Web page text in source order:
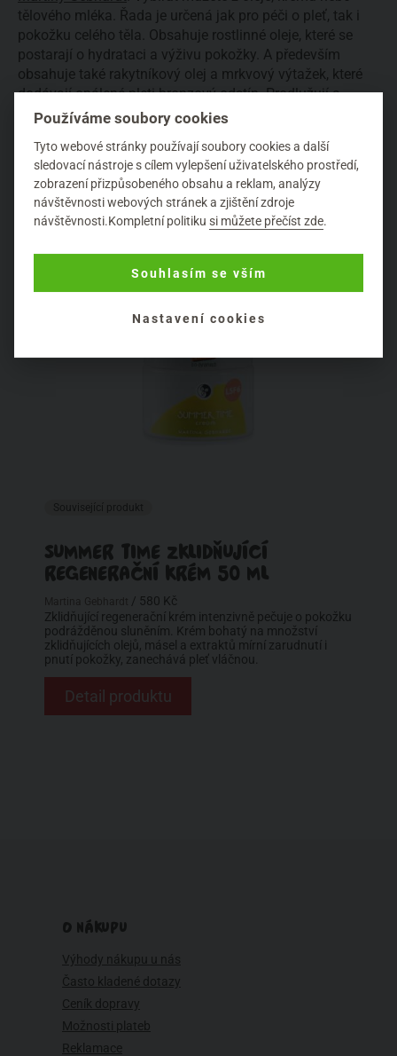
tělového mléka. Řada je určená jak pro péči o pleť, tak i
pokožku celého těla. Obsahuje rostlinné oleje, které se
postarají o hydrataci a výživu pokožky. A především
obsahuje také rakytníkový olej a mrkvový výtažek, které
dodávají opálené pleti bronzový odstín. Prodlužují a
zvýrazňují opálení. Řada Summer Time tak nejen pečuje,
Další kapitola (2.)
SUMMER TIME ZKLIDŇUJÍCÍ
REGENERAČNÍ KRÉM 50 ML
/ 580 Kč
Zklidňující regenerační krém intenzivně pečuje o pokožku
podrážděnou sluněním. Krém bohatý na množství
zklidňujících olejů, másel a extraktů mírní zarudnutí i
pnutí pokožky, zanechává pleť vláčnou.
Detail produktu
O NÁKUPU
Výhody nákupu u nás
Často kladené dotazy
Ceník dopravy
Možnosti plateb
Reklamace
Používáme soubory cookies
Tyto webové stránky používají soubory cookies a další
sledovací nástroje s cílem vylepšení uživatelského prostředí,
zobrazení přizpůsobeného obsahu a reklam, analýzy
návštěvnosti webových stránek a zjištění zdroje
návštěvnosti.Kompletní politikusi můžete přečíst zde.
Souhlasím se vším
Nastavení cookies